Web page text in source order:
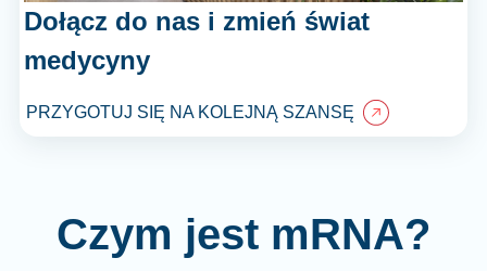
Dołącz do nas i zmień świat
medycyny
PRZYGOTUJ SIĘ NA KOLEJNĄ SZANSĘ
Czym jest mRNA?